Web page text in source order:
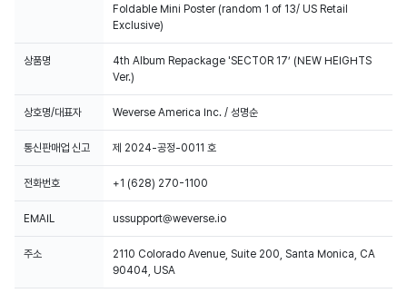
Foldable Mini Poster (random 1 of 13/ US Retail
Exclusive)
상품명
4th Album Repackage 'SECTOR 17’ (NEW HEIGHTS
Ver.)
상호명/대표자 Weverse America Inc. / 성명순
통신판매업 신고 제 2024-공정-0011 호
전화번호 +1 (628) 270-1100
EMAIL ussupport@weverse.io
주소
2110 Colorado Avenue, Suite 200, Santa Monica, CA
90404, USA